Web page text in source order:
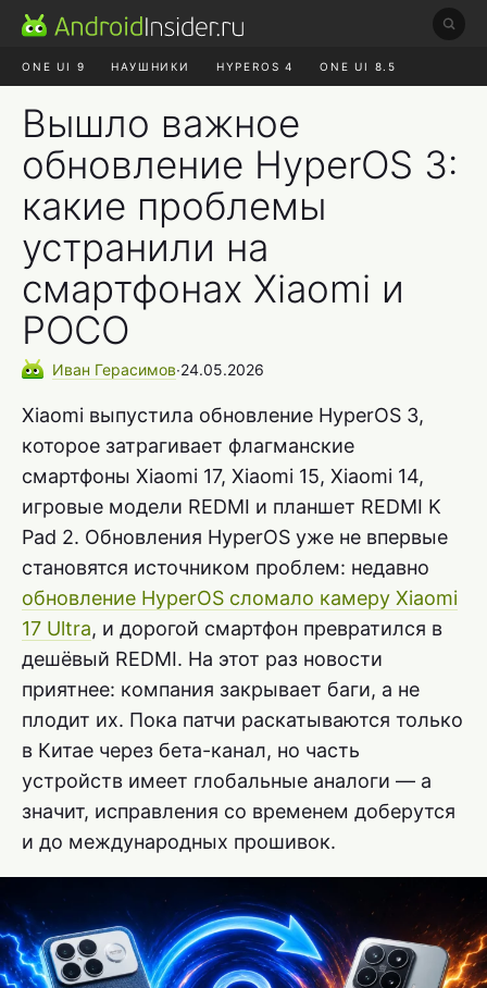
ONE UI 9 НАУШНИКИ HYPEROS 4 ONE UI 8.5
Вышло важное
обновление HyperOS 3:
какие проблемы
устранили на
смартфонах Xiaomi и
POCO
Иван Герасимов∙24.05.2026
Xiaomi выпустила обновление HyperOS 3,
которое затрагивает флагманские
смартфоны Xiaomi 17, Xiaomi 15, Xiaomi 14,
игровые модели REDMI и планшет REDMI K
Pad 2. Обновления HyperOS уже не впервые
становятся источником проблем: недавно
обновление HyperOS сломало камеру Xiaomi
17 Ultra, и дорогой смартфон превратился в
дешёвый REDMI. На этот раз новости
приятнее: компания закрывает баги, а не
плодит их. Пока патчи раскатываются только
в Китае через бета-канал, но часть
устройств имеет глобальные аналоги — а
значит, исправления со временем доберутся
и до международных прошивок.